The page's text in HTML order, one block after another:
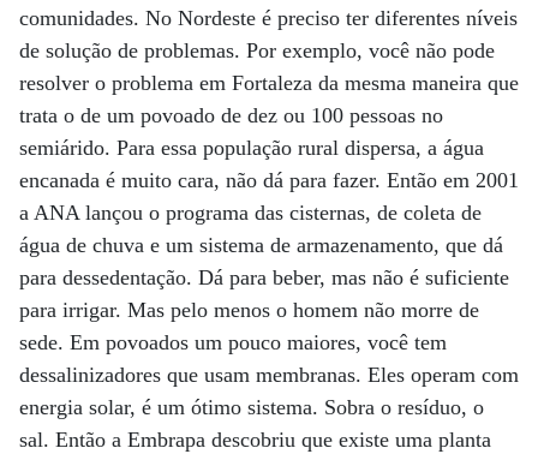
comunidades. No Nordeste é preciso ter diferentes níveis
de solução de problemas. Por exemplo, você não pode
resolver o problema em Fortaleza da mesma maneira que
trata o de um povoado de dez ou 100 pessoas no
semiárido. Para essa população rural dispersa, a água
encanada é muito cara, não dá para fazer. Então em 2001
a ANA lançou o programa das cisternas, de coleta de
água de chuva e um sistema de armazenamento, que dá
para dessedentação. Dá para beber, mas não é suficiente
para irrigar. Mas pelo menos o homem não morre de
sede. Em povoados um pouco maiores, você tem
dessalinizadores que usam membranas. Eles operam com
energia solar, é um ótimo sistema. Sobra o resíduo, o
sal. Então a Embrapa descobriu que existe uma planta